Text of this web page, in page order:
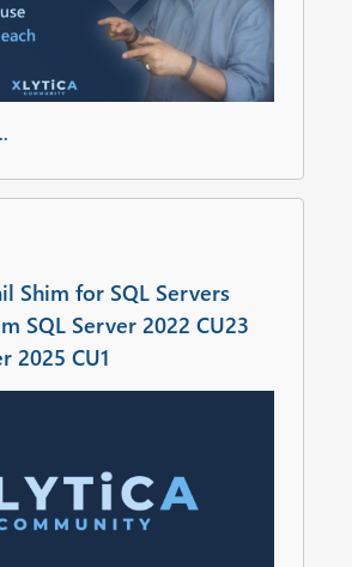
Shim for SQL Servers
SQL Server 2022 CU23
2025 CU1